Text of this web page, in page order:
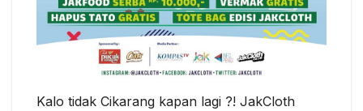
Kalo tidak Cikarang kapan lagi ?! JakCloth